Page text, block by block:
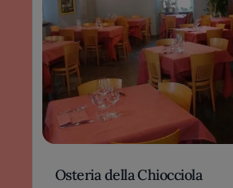
Osteria della Chiocciola